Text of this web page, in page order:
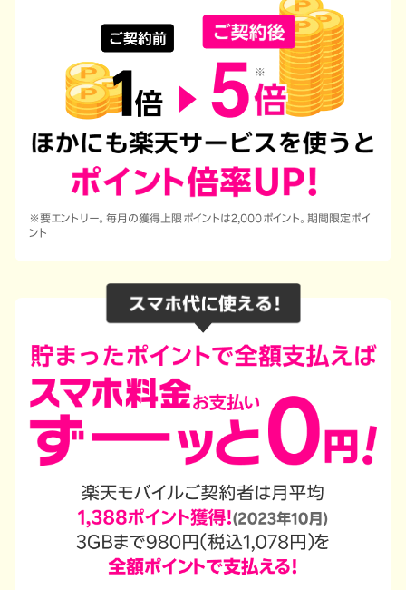
※要エントリー。毎月の獲得上限ポイントは2,000ポイント。期間限定ポイ
ント